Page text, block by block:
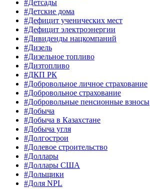
#Детсады
#Детские дома
#Дефицит ученических мест
#Дефицит электроэнергии
#Дивиденды нацкомпаний
#Дизель
#Дизельное топливо
#Дизтопливо
#ДКП РК
#Добровольное личное страхование
#Добровольное страхование
#Добровольные пенсионные взносы
#Добыча
#Добыча в Казахстане
#Добыча угля
#Долгострои
#Долевое строительство
#Доллары
#Доллары США
#Дольщики
#Доля NPL